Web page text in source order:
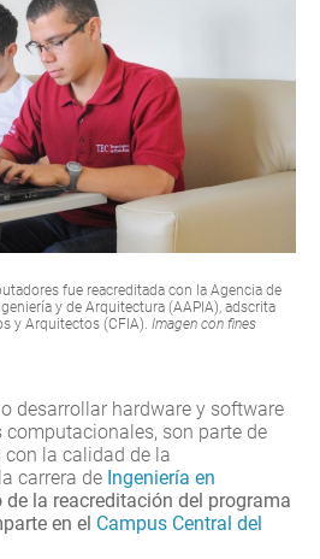
fue reacreditada con la Agencia de
y de Arquitectura (AAPIA), adscrita
y Arquitectos (CFIA). Imagen con fines
desarrollar hardware y software
son parte de
la calidad de la
carrera de Ingeniería en
de la reacreditación del programa
en el Campus Central del